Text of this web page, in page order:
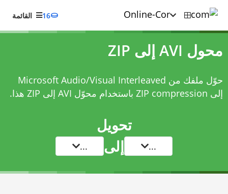
16 القائمة
محول AVI إلى ZIP
حوّل ملفك من Microsoft Audio/Visual Interleaved
إلى ZIP compression باستخدام
محوّل AVI إلى ZIP هذا.
تحويل
... إلى ...